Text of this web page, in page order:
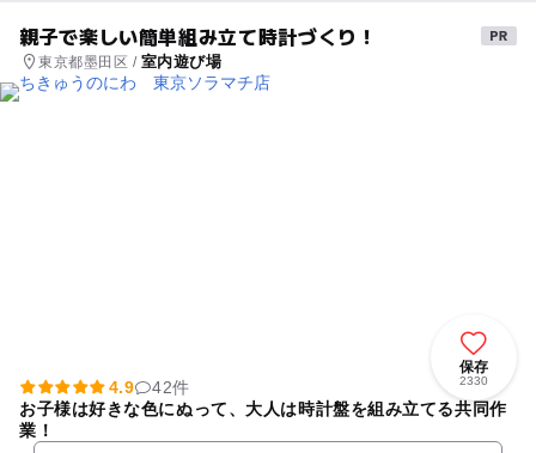
親子で楽しい簡単組み立て時計づくり！
東京都墨田区 / 室内遊び場
保存
2330
4.9
42件
お子様は好きな色にぬって、大人は時計盤を組み立てる共同作
業！